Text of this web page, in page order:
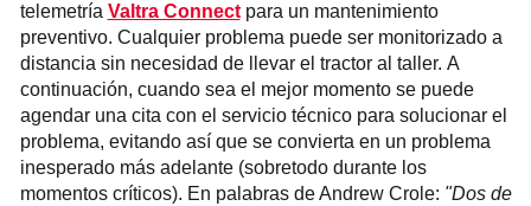
telemetría Valtra Connectpara un mantenimiento
preventivo. Cualquier problema puede ser monitorizado a
distancia sin necesidad de llevar el tractor al taller. A
continuación, cuando sea el mejor momento se puede
agendar una cita con el servicio técnico para solucionar el
problema, evitando así que se convierta en un problema
inesperado más adelante (sobretodo durante los
momentos críticos). En palabras de Andrew Crole: "Dos de